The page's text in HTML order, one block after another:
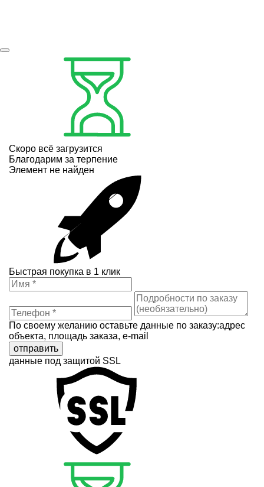
Скоро всё загрузится
Благодарим за терпение
Элемент не найден
Быстрая покупка в 1 клик
По своему желанию оставьте данные по заказу:адрес
объекта, площадь заказа, e-mail
отправить
данные под защитой SSL